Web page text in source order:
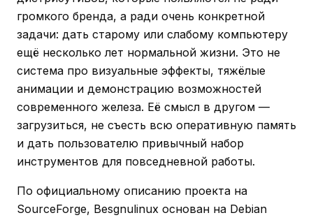
громкого бренда, а ради очень конкретной
задачи: дать старому или слабому компьютеру
ещё несколько лет нормальной жизни. Это не
система про визуальные эффекты, тяжёлые
анимации и демонстрацию возможностей
современного железа. Её смысл в другом —
загрузиться, не съесть всю оперативную память
и дать пользователю привычный набор
инструментов для повседневной работы.
По официальному описанию проекта на
SourceForge, Besgnulinux основан на Debian